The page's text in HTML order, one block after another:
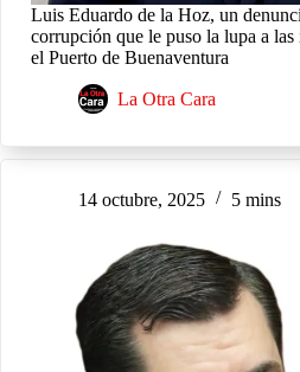
Luis Eduardo de la Hoz, un
corrupción que le puso la lupa a las
el Puerto de Buenaventura
La Otra Cara
14 octubre, 2025 5 mins